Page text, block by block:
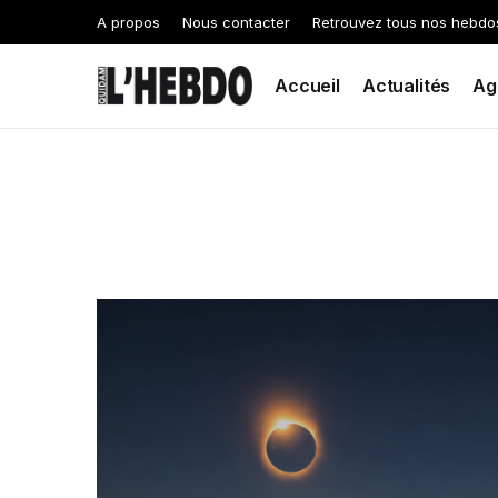
A propos Nous contacter Retrouvez tous nos
Accueil Actualités